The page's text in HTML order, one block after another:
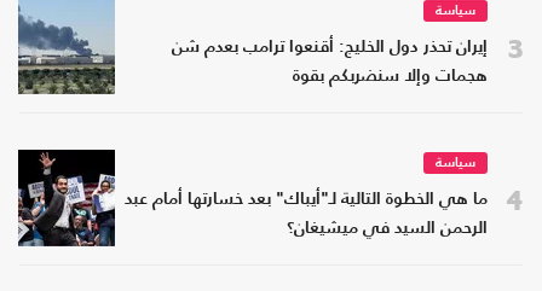
3
سياسة
إيران تحذر دول الخليج: أقنعوا ترامب بعدم شن
هجمات وإلا سنضربكم بقوة
4
سياسة
ما هي الخطوة التالية لـ"أيباك" بعد خسارتها أمام عبد
الرحمن السيد في ميشيغان؟